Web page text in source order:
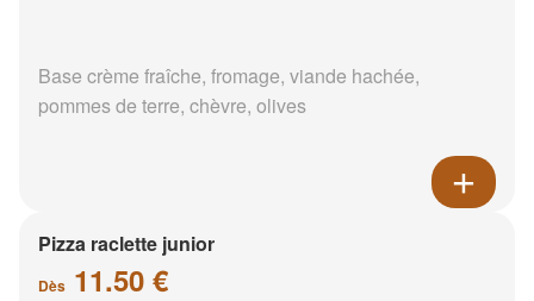
Base crème fraîche, fromage, viande hachée,
pommes de terre, chèvre, olives
Pizza raclette junior
Dès 11.50 €